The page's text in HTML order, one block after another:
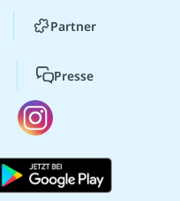
Partner
Presse